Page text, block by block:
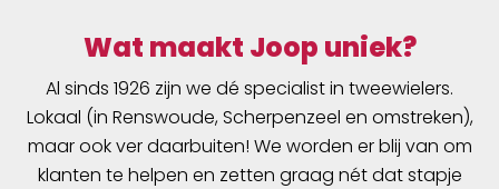
Wat maakt Joop uniek?
Al sinds 1926 zijn we dé specialist in tweewielers.
Lokaal (in Renswoude, Scherpenzeel en omstreken),
maar ook ver daarbuiten! We worden er blij van om
klanten te helpen en zetten graag nét dat stapje